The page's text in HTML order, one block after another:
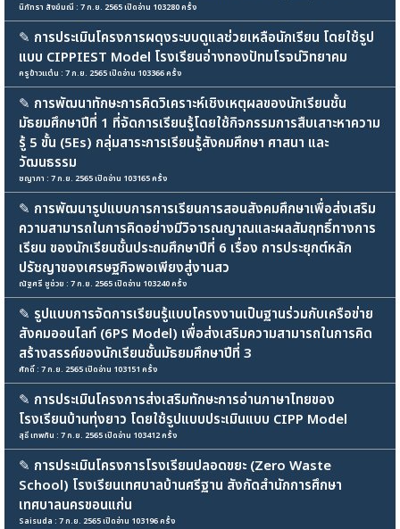
นิภัทรา สังข์มณี : 7 ก.ย. 2565 เปิดอ่าน 103280 ครั้ง
✎ การประเมินโครงการผดุงระบบดูแลช่วยเหลือนักเรียน โดยใช้รูป
แบบ CIPPIEST Model โรงเรียนอ่างทองปัทมโรจน์วิทยาคม
ครูข้าวแต๋น : 7 ก.ย. 2565 เปิดอ่าน 103366 ครั้ง
✎ การพัฒนาทักษะการคิดวิเคราะห์เชิงเหตุผลของนักเรียนชั้น
มัธยมศึกษาปีที่ 1 ที่จัดการเรียนรู้โดยใช้กิจกรรมการสืบเสาะหาความ
รู้ 5 ขั้น (5Es) กลุ่มสาระการเรียนรู้สังคมศึกษา ศาสนา และ
วัฒนธรรม
ชญาภา : 7 ก.ย. 2565 เปิดอ่าน 103165 ครั้ง
✎ การพัฒนารูปแบบการการเรียนการสอนสังคมศึกษาเพื่อส่งเสริม
ความสามารถในการคิดอย่างมีวิจารณญาณและผลสัมฤทธิ์ทางการ
เรียน ของนักเรียนชั้นประถมศึกษาปีที่ 6 เรื่อง การประยุกต์หลัก
ปรัชญาของเศรษฐกิจพอเพียงสู่งานสว
ณัฐศรี ชูช่วย : 7 ก.ย. 2565 เปิดอ่าน 103240 ครั้ง
✎ รูปแบบการจัดการเรียนรู้แบบโครงงานเป็นฐานร่วมกับเครือข่าย
สังคมออนไลท์ (6PS Model) เพื่อส่งเสริมความสามารถในการคิด
สร้างสรรค์ของนักเรียนชั้นมัธยมศึกษาปีที่ 3
ศักดิ์ : 7 ก.ย. 2565 เปิดอ่าน 103151 ครั้ง
✎ การประเมินโครงการส่งเสริมทักษะการอ่านภาษาไทยของ
โรงเรียนบ้านทุ่งยาว โดยใช้รูปแบบประเมินแบบ CIPP Model
สุธี เทพกัน : 7 ก.ย. 2565 เปิดอ่าน 103412 ครั้ง
✎ การประเมินโครงการโรงเรียนปลอดขยะ (Zero Waste
School) โรงเรียนเทศบาลบ้านศรีฐาน สังกัดสำนักการศึกษา
เทศบาลนครขอนแก่น
Saisuda : 7 ก.ย. 2565 เปิดอ่าน 103196 ครั้ง